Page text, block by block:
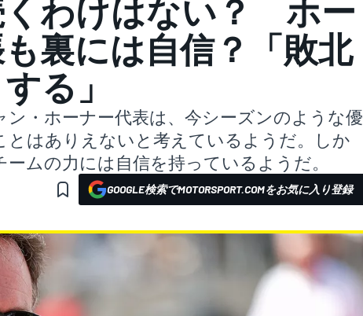
くわけはない？ ホー
裏には自信？「敗北
る」
ン・ホーナー代表は、今シーズンのような優
とはありえないと考えているようだ。しか
ムの力には自信を持っているようだ。
GOOGLE検索でMOTORSPORT.COMをお気に入り登録